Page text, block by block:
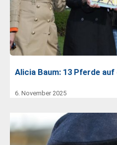
Alicia Baum: 13 Pferde
6. November 2025